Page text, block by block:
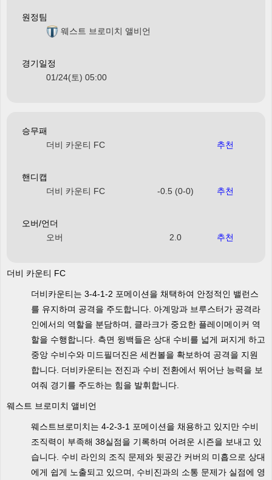
원정팀
웨스트 브로미치 앨비언
경기일정
01/24(토) 05:00
승무패
더비 카운티 FC
추천
핸디캡
더비 카운티 FC
-0.5 (0-0) 추천
오버/언더
오버
2.0 추천
더비 카운티 FC
더비카운티는 3-4-1-2 포메이션을 채택하여 안정적인 밸런스
를 유지하며 공격을 주도합니다. 아계망과 브루스터가 공격라
인에서의 역할을 분담하며, 클라크가 중요한 플레이메이커 역
할을 수행합니다. 측면 윙백들은 상대 수비를 넓게 퍼지게 하고
중앙 수비수와 미드필더진은 세컨볼을 확보하여 공격을 지원
합니다. 더비카운티는 전진과 수비 전환에서 뛰어난 능력을 보
여줘 경기를 주도하는 힘을 발휘합니다.
웨스트 브로미치 앨비언
웨스트브로미치는 4-2-3-1 포메이션을 채용하고 있지만 수비
조직력이 부족해 38실점을 기록하며 어려운 시즌을 보내고 있
습니다. 수비 라인의 조직 문제와 뒷공간 커버의 미흡으로 상대
에게 쉽게 노출되고 있으며, 수비진과의 소통 문제가 실점에 영